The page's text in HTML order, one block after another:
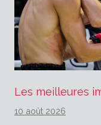
Les meilleures
10 août 2026